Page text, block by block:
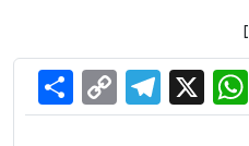
]
Facebook
WhatsApp
X
Link